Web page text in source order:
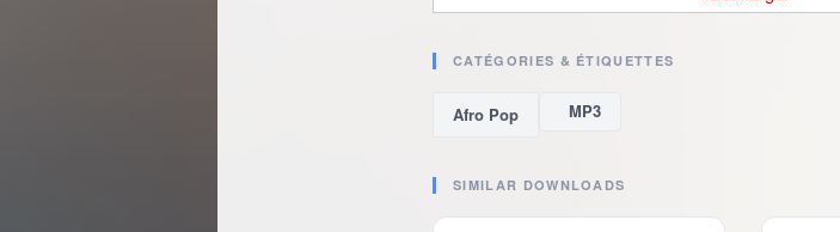
CATÉGORIES & ÉTIQUETTES
Afro Pop MP3
SIMILAR DOWNLOADS